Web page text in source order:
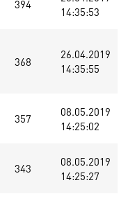
394
14:35:53
368
26.04.2019
14:35:55
357
08.05.2019
14:25:02
343
08.05.2019
14:25:27